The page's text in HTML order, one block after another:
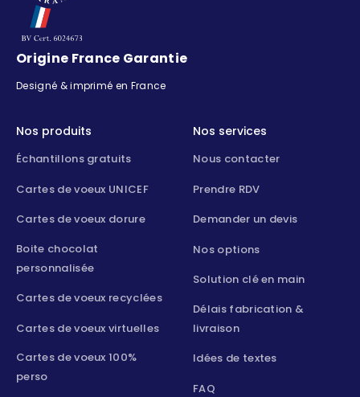
Origine France Garantie
Designé & imprimé en France
Nos produits
Échantillons gratuits
Cartes de voeux UNICEF
Cartes de voeux dorure
Boite chocolat
personnalisée
Cartes de voeux recyclées
Cartes de voeux virtuelles
Cartes de voeux 100%
perso
Nos services
Nous contacter
Prendre RDV
Demander un devis
Nos options
Solution clé en main
Délais fabrication &
livraison
Idées de textes
FAQ